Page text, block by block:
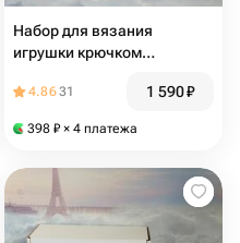
Набор для вязания
игрушки крючком
4.8631 1 590₽
398 ₽ × 4 платежа